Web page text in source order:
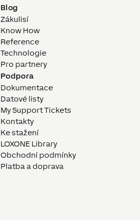
Blog
Zákulisí
Know How
Reference
Technologie
Pro partnery
Podpora
Dokumentace
Datové listy
My Support Tickets
Kontakty
Ke stažení
LOXONE Library
Obchodní podmínky
Platba a doprava